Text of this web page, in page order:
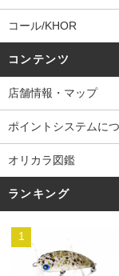
コール/KHOR
コンテンツ
店舗情報・マップ
ポイントシステムに
オリカラ図鑑
ランキング
1